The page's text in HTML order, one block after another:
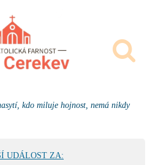
kdo miluje hojnost, nemá nikdy
UDÁLOST ZA: